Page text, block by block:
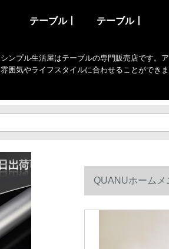
テーブル丨 テーブル丨
シンプル生活屋はテーブルの専門販売店です。
雰囲気やライフスタイルに合わせることができ
QUANUホームメ
118001テーブル6